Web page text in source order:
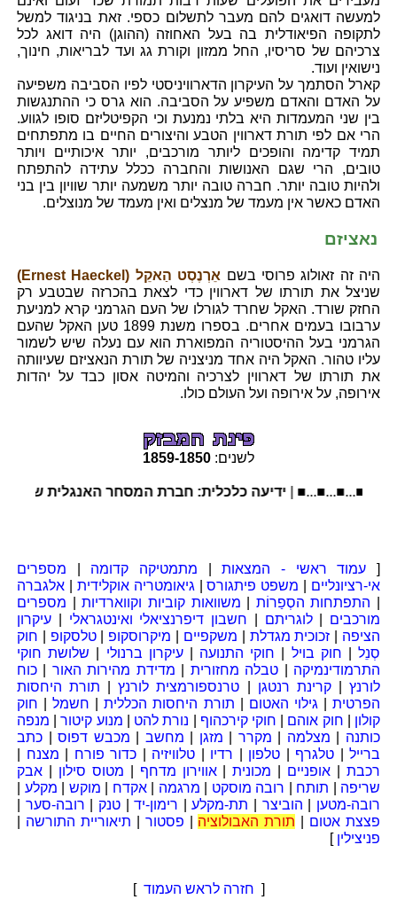
למעשה דואגים להם מעבר לתשלום כספי. זאת בניגוד למשל
לתקופה הפיאודלית בה בעל האחוזה (ההוגן) היה דואג לכל
צרכיהם של סריסיו, החל ממזון וקורת גג ועד לבריאות, חינוך,
נישואין ועוד.
קארל הסתמך על העיקרון הדארוויניסטי לפיו הסביבה משפיעה
על האדם והאדם משפיע על הסביבה. הוא גרס כי ההתנגשות
בין שני המעמדות היא בלתי נמנעת וכי הקפיטליזם סופו לגווע.
הרי אם לפי תורת דארווין הטבע והיצורים החיים בו מתפתחים
תמיד קדימה והופכים ליותר מורכבים, יותר איכותיים ויותר
טובים, הרי שגם האנושות והחברה ככלל עתידה להתפתח
ולהיות טובה יותר. חברה טובה יותר משמעה יותר שוויון בין בני
האדם כאשר אין מעמד של מנצלים ואין מעמד של מנוצלים.
נאציזם
היה זה זאולוג פרוסי בשם אֵרְנֶסְט הַאקֵל (Ernest Haeckel)
שניצל את תורתו של דארווין כדי לצאת בהכרזה שבטבע רק
החזק שורד. האקל שחרד לגורלו של העם הגרמני קרא למניעת
ערבובו בעמים אחרים. בספרו משנת 1899 טען האקל שהעם
הגרמני בעל ההיסטוריה המפוארת הוא עם נעלה שיש לשמור
עליו טהור. האקל היה אחד מניצניה של תורת הנאציזם שעיוותה
את תורתו של דארווין לצרכיה והמיטה אסון כבד על יהדות
אירופה, על אירופה ועל העולם כולו.
לשנים: 1859-1850
ידיעה כלכלית: חברת המסחר האנגלית של הודו
[ עמוד ראשי - המצאות| מתמטיקה קדומה
מספרים
אי-רציונליים
משפט פיתגורס| גיאומטריה אוקלידית
אלגברה
התפתחות הסְפַרוֹת משוואות קוביות וקווארדיות| מספרים
מורכבים |לוגריתם חשבון דיפרנציאלי ואינטגראלי
עיקרון
הציפה
זכוכית מגדלת משקפיים מיקרוסקופ |טלסקופ
חוק
סְנֵל| חוק בויל חוקי התנועה |עיקרון ברנולי
שלושת חוקי
התרמודינמיקה
טבלה מחזורית מדידת מהירות האור
כוח
לורנץ|קרינת רנטגן טרנספורמצית לורנץ| תורת היחסות
הפרטית| גילוי האטום תורת היחסות הכללית| חשמל| חוק
קולון
חוק אוהם חוקי קירכהוף נורת להט מנוע קיטור| מנפה
כותנה
מצלמה מקרר מזגן מחשב מכבש דפוס| כתב
ברייל
טלגרף טלפון רדיו טלוויזיה כדור פורח מצנח
רכבת| אופניים מכונית|אווירון מדחף מטוס סילון
אבק
שריפה
תותח רובה מוסקט מרגמה |אקדח מוקש מקלע
רובה-מטען
הוביצר תת-מקלע| רימון-יד|טנק רובה-סער
פצצת אטום
תורת האבולוציה פסטור תיאוריית התורשה
פניצילין ]
[ חזרה לראש העמוד ]